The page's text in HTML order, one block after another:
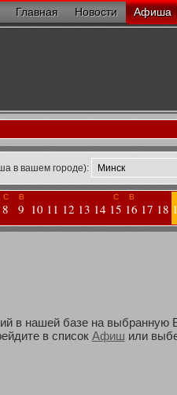
Главная Новости Афиша
в вашем городе):
С
8
В
9 10 11 12 13 14
С
15
В
16 17 18
в нашей базе на выбранную
в список Афиш или